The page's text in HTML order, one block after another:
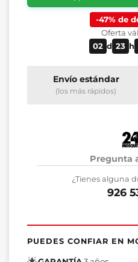
-47% de
Oferta
02 d 23 h
Envío estándar
(los más rápidos)
Pregunta
¿Tienes alguna
926
PUEDES CONFIAR EN